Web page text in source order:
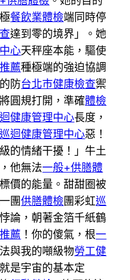
餐飲業體檢端同時停
達到零的境界」。她
心天秤座本能，驅使
薦種極端的強迫協調
防台北巿健康檢查禦
圓規打開，準確體檢
健康管理中心長度，
巡迴健康管理中心惡！
的情緒干擾！」牛土
他無法一般+供膳體
價的能量。甜甜圈被
團供膳體檢團彩虹巡
論，朝著金箔千紙鶴
薦 ！你的傻氣，根一
與我的噸級物勞工健
是宇宙的基本定